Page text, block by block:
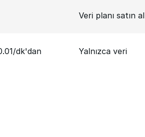
Veri planı satın al
dk'dan
Yalnızca veri